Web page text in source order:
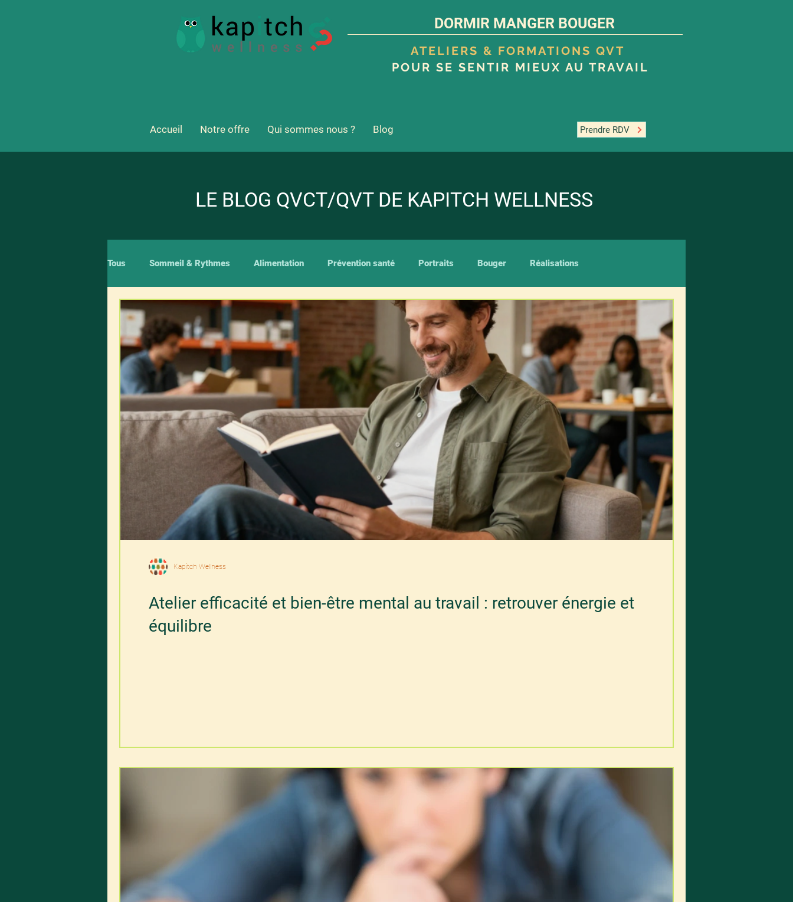
DORMIR MANGER BOUGER
ATELIERS & FORMATIONS QVT
POUR SE SENTIR MIEUX AU TRAVAIL
Accueil Notre offre Qui sommes nous ? Blog Prendre RDV
LE BLOG QVCT/QVT DE KAPITCH WELLNESS
Tous Sommeil & Rythmes Alimentation Prévention santé Portraits Bouger Réalisations
Atelier efficacité et bien-être mental au travail : retrouver énergie et
équilibre
Kapitch Wellness